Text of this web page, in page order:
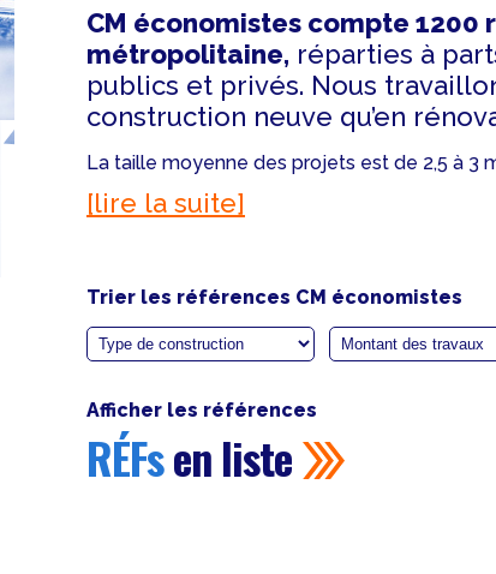
CM économistes compte 1200
métropolitaine, réparties à
publics et privés. Nous
construction neuve qu’en
La taille moyenne des projets est de 2,5 à 3
[lire la suite]
Trier les références CM économistes
Afficher les références
RÉFsen liste